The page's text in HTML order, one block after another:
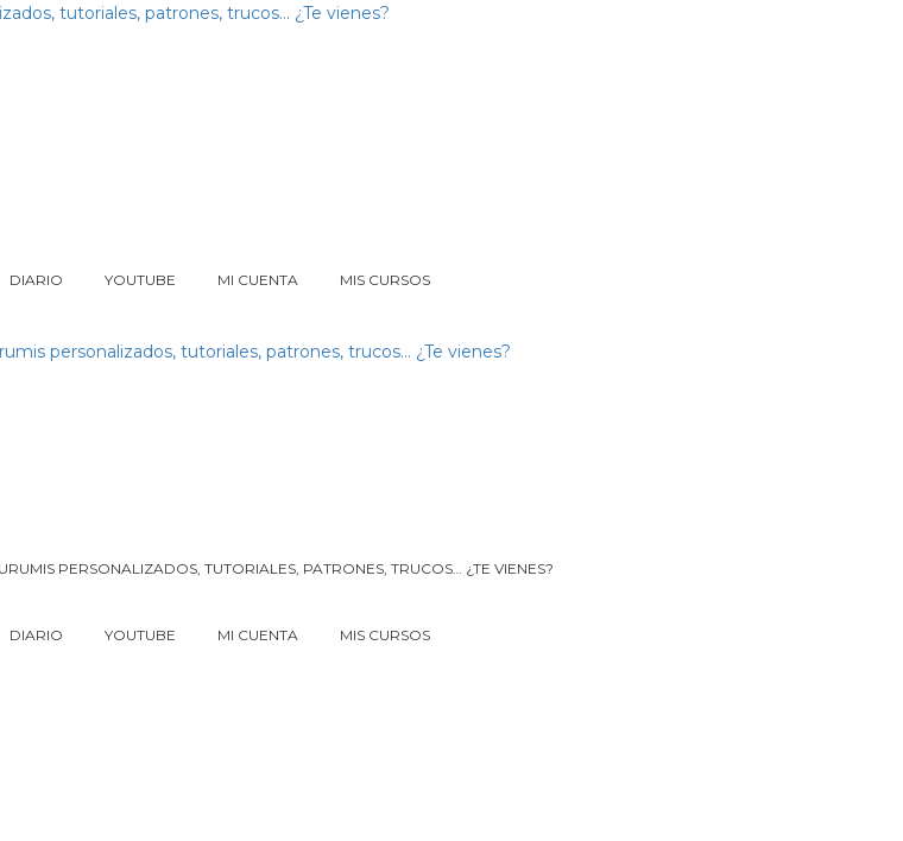
DIARIO YOUTUBE MI CUENTA MIS CURSOS
DIARIO YOUTUBE MI CUENTA MIS CURSOS